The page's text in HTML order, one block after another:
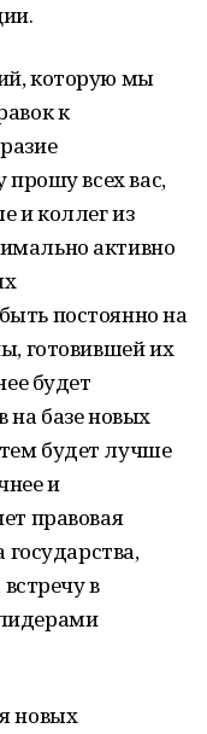
которую мы
к
прошу всех вас,
и коллег из
активно
постоянно на
готовившей их
будет
на базе новых
будет лучше
и
правовая
государства,
в
новых